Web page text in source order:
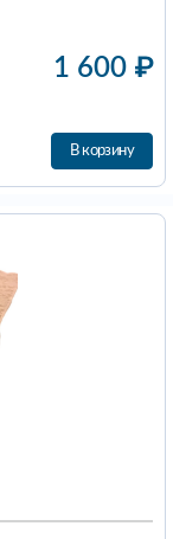
1 600 ₽
В корзину